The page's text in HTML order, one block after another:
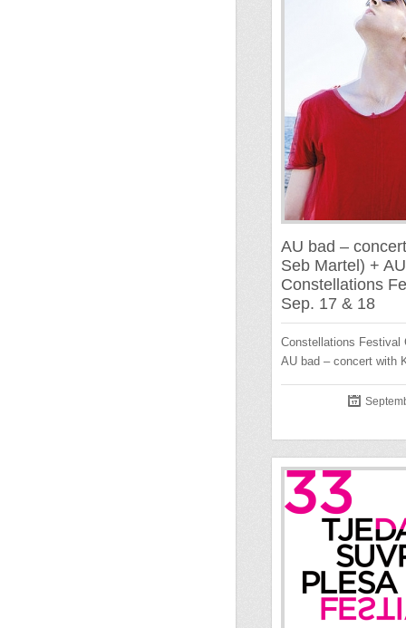
AU bad –
Seb Martel) +
Constellations
Sep. 17 & 18
Constellations Festival
AU bad – concert with